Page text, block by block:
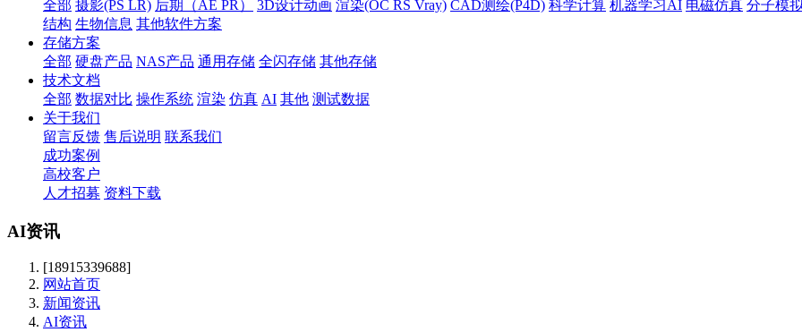
全部 摄影(PS LR) 后期（AE PR） 3D设计动画 渲染(OC RS Vray) CAD测绘(P4D) 科学计算 机器学习AI 电磁仿真 分子模
结构 生物信息 其他软件方案
存储方案
全部 硬盘产品 NAS产品 通用存储 全闪存储 其他存储
技术文档
全部 数据对比 操作系统 渲染 仿真 AI 其他 测试数据
关于我们
留言反馈 售后说明 联系我们
成功案例
高校客户
人才招募 资料下载
AI资讯
[18915339688]
网站首页
新闻资讯
AI资讯